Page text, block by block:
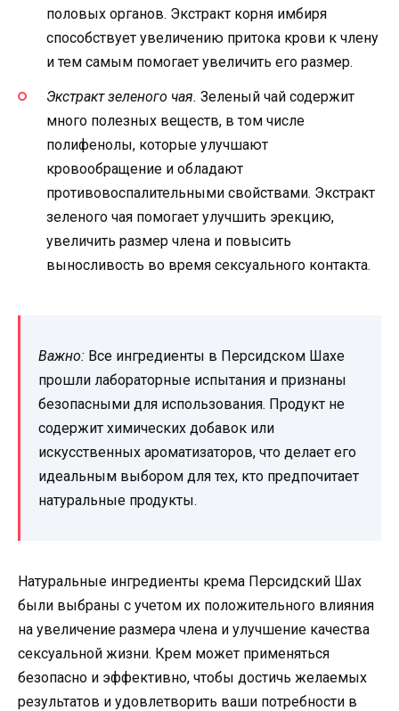
половых органов. Экстракт корня имбиря
способствует увеличению притока крови к члену
и тем самым помогает увеличить его размер.
Экстракт зеленого чая. Зеленый чай содержит
много полезных веществ, в том числе
полифенолы, которые улучшают
кровообращение и обладают
противовоспалительными свойствами. Экстракт
зеленого чая помогает улучшить эрекцию,
увеличить размер члена и повысить
выносливость во время сексуального контакта.
Важно: Все ингредиенты в Персидском Шахе
прошли лабораторные испытания и признаны
безопасными для использования. Продукт не
содержит химических добавок или
искусственных ароматизаторов, что делает его
идеальным выбором для тех, кто предпочитает
натуральные продукты.
Натуральные ингредиенты крема Персидский Шах
были выбраны с учетом их положительного влияния
на увеличение размера члена и улучшение качества
сексуальной жизни. Крем может применяться
безопасно и эффективно, чтобы достичь желаемых
результатов и удовлетворить ваши потребности в